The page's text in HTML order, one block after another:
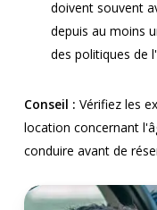
doivent souvent
depuis au moins
des politiques de
Conseil : Vérifiez les
location concernant
conduire avant de